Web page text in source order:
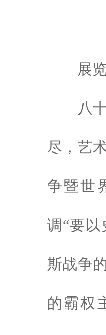
展
八
尽，艺
争暨世
调“要
斯战争
的霸权